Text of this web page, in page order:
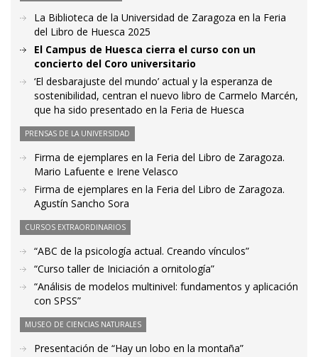
La Biblioteca de la Universidad de Zaragoza en la Feria
del Libro de Huesca 2025
El Campus de Huesca cierra el curso con un
concierto del Coro universitario
‘El desbarajuste del mundo’ actual y la esperanza de
sostenibilidad, centran el nuevo libro de Carmelo Marcén,
que ha sido presentado en la Feria de Huesca
PRENSAS DE LA UNIVERSIDAD
Firma de ejemplares en la Feria del Libro de Zaragoza.
Mario Lafuente e Irene Velasco
Firma de ejemplares en la Feria del Libro de Zaragoza.
Agustín Sancho Sora
CURSOS EXTRAORDINARIOS
“ABC de la psicología actual. Creando vínculos”
“Curso taller de Iniciación a ornitología”
“Análisis de modelos multinivel: fundamentos y aplicación
con SPSS”
MUSEO DE CIENCIAS NATURALES
Presentación de “Hay un lobo en la montaña”